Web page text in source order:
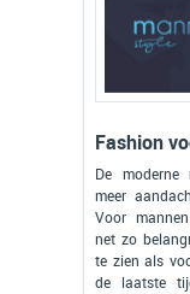
Fashion
De moderne
meer
Voor
net zo
te zien als
de laatste